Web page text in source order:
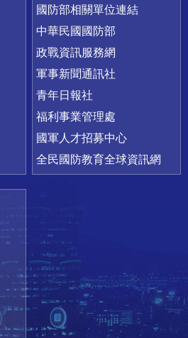
國防部相關單位連結
中華民國國防部
政戰資訊服務網
軍事新聞通訊社
青年日報社
福利事業管理處
國軍人才招募中心
全民國防教育全球資訊網